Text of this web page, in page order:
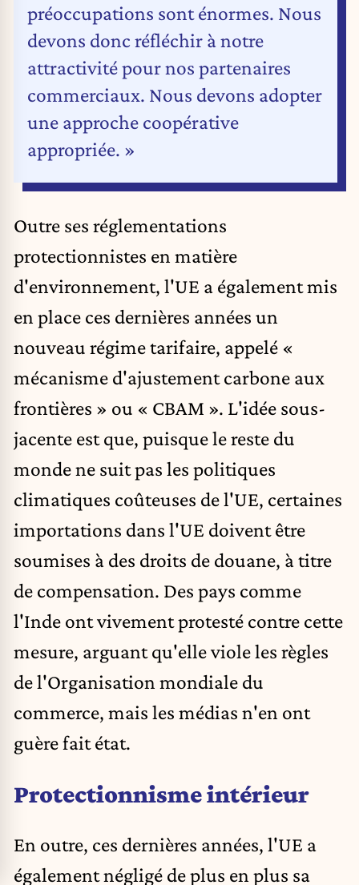
préoccupations sont énormes. Nous
devons donc réfléchir à notre
attractivité pour nos partenaires
commerciaux. Nous devons adopter
une approche coopérative
appropriée. »
Outre ses réglementations
protectionnistes en matière
d'environnement, l'UE a également mis
en place ces dernières années un
nouveau régime tarifaire, appelé «
mécanisme d'ajustement carbone aux
frontières » ou « CBAM ». L'idée sous-
jacente est que, puisque le reste du
monde ne suit pas les politiques
climatiques coûteuses de l'UE, certaines
importations dans l'UE doivent être
soumises à des droits de douane, à titre
de compensation. Des pays comme
l'Inde ont vivement protesté contre cette
mesure, arguant qu'elle viole les règles
de l'Organisation mondiale du
commerce, mais les médias n'en ont
guère fait état.
Protectionnisme intérieur
En outre, ces dernières années, l'UE a
également négligé de plus en plus sa